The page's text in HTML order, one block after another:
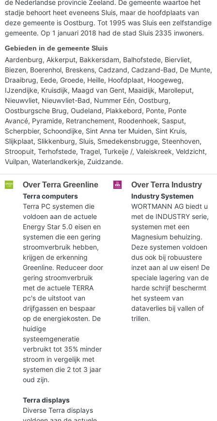
de Nederlandse provincie Zeeland. De gemeente waartoe het
stadje behoort heet eveneens Sluis, maar de hoofdplaats van
deze gemeente is Oostburg. Tot 1995 was Sluis een zelfstandige
gemeente. Op 1 januari 2018 had de stad Sluis 2335 inwoners.
Gebieden in de gemeente Sluis
Aardenburg, Akkerput, Bakkersdam, Balhofstede, Biervliet,
Biezen, Boerenhol, Breskens, Cadzand, Cadzand-Bad, De Munte,
Draaibrug, Eede, Groede, Heille, Hoofdplaat, Hoogeweg,
IJzendijke, Kruisdijk, Maagd van Gent, Maaidijk, Marolleput,
Nieuwvliet, Nieuwvliet-Bad, Nummer Eén, Oostburg,
Oostburgsche Brug, Oudeland, Plakkebord, Ponte, Ponte
Avancé, Pyramide, Retranchement, Roodenhoek, Sasput,
Scherpbier, Schoondijke, Sint Anna ter Muiden, Sint Kruis,
Slijkplaat, Slikkenburg, Sluis, Smedekensbrugge, Steenhoven,
Stroopuit, Terhofstede, Tragel, Turkeije /, Valeiskreek, Veldzicht,
Vuilpan, Waterlandkerkje, Zuidzande.
Over Terra Greenline
Terra computers
Terra PC systemen die
voldoen aan de actuele
Energy Star 5.0 eisen en
systemen die een gering
stroomverbruik hebben,
krijgen de erkenning
Greenline. Reduceer door
gering stroomverbruik
met de actuele TERRA
pc's de uitstoot van
drijfgassen en bespaar
op de energiekosten. De
huidige
systeemgeneratie
verbruikt tot 35% minder
stroom in vergelijk met
systemen die 2 tot 3 jaar
oud zijn.
Terra displays
Diverse Terra displays
Over Terra Industry
Industry Systemen
WORTMANN AG biedt u
met de INDUSTRY serie,
systemen met een
Magnesium behuizing.
Deze systemen voldoen
dus ook bij robuustere
inzet aan al uw eisen! De
speciale lagering van de
harde schrijf beschermt
het systeem van
dataverlies bij vallen of
trillen.